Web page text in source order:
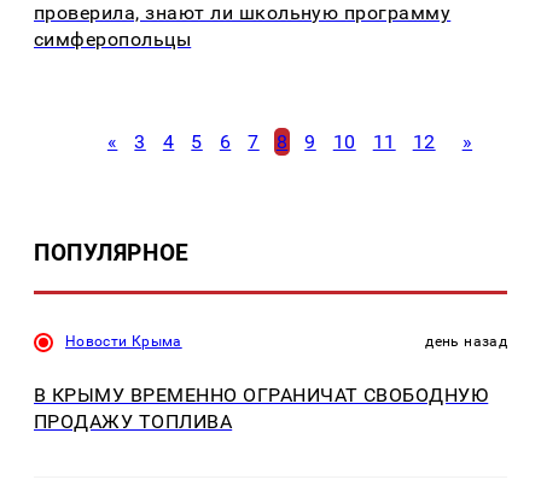
проверила, знают ли школьную программу
симферопольцы
« 3 4 5 6 7 8 9 10 11 12 »
ПОПУЛЯРНОЕ
Новости Крыма день назад
В КРЫМУ ВРЕМЕННО ОГРАНИЧАТ СВОБОДНУЮ
ПРОДАЖУ ТОПЛИВА